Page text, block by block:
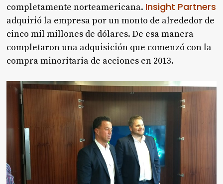
completamente norteamericana. Insight Partners
adquirió la empresa por un monto de alrededor de
cinco mil millones de dólares. De esa manera
completaron una adquisición que comenzó con la
compra minoritaria de acciones en 2013.